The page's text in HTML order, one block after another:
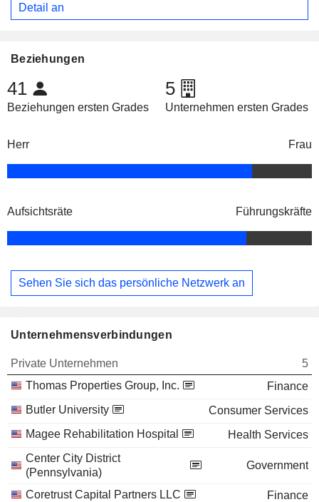
Detail an
Beziehungen
41
Beziehungen ersten Grades
5
Unternehmen ersten Grades
Herr Frau
Aufsichtsräte Führungskräfte
Sehen Sie sich das persönliche Netzwerk an
Unternehmensverbindungen
Private Unternehmen
5
Thomas Properties Group, Inc.
Finance
Butler University
Consumer Services
Magee Rehabilitation Hospital
Health Services
Center City District
(Pennsylvania)
Government
Coretrust Capital Partners LLC Finance